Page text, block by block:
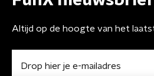
Altijd op de hoogte van het